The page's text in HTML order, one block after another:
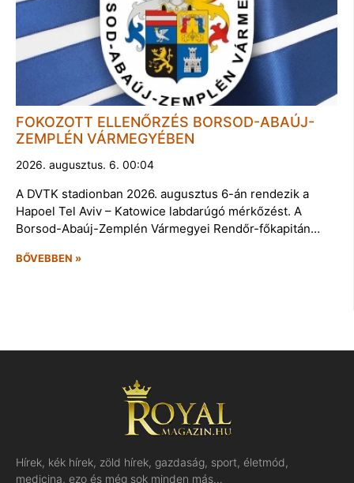
FOKOZOTT ELLENŐRZÉS BORSOD-ABAÚJ-
ZEMPLÉN VÁRMEGYÉBEN
2026. augusztus. 6. 00:04
A DVTK stadionban 2026. augusztus 6-án rendezik a
Hapoel Tel Aviv – Katowice labdarúgó mérkőzést. A
Borsod-Abaúj-Zemplén Vármegyei Rendőr-főkapitán…
BŐVEBBEN »
Hírek, kék hírek, zöld hírek, gazdaság, sport, életmód,
medicina, ezo és még sok minden más…